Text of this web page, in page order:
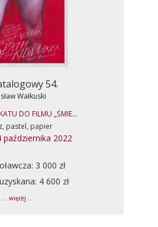
54.
Wałkuski
DO FILMU „ŚMIE...
pastel, papier
października 2022
3 000 zł
4 600 zł
... więcej ...